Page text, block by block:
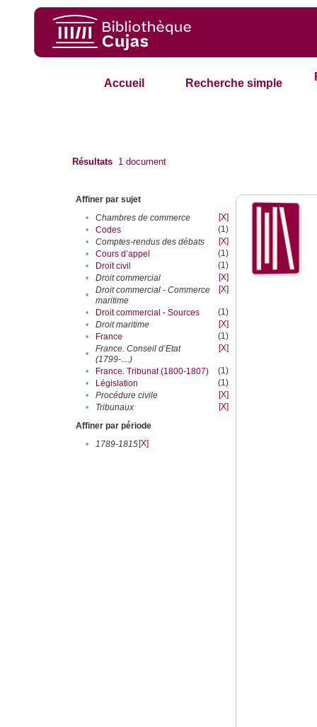
Accueil Recherche simple
Résultats 1 document
Affiner par sujet
•
Chambres de commerce
[X]
•
Codes
(1)
•
Comptes-rendus des débats
[X]
•
Cours d’appel
(1)
•
Droit civil
(1)
•
Droit commercial
[X]
•
Droit commercial - Commerce
maritime
[X]
• Droit commercial - Sources
(1)
•
Droit maritime
[X]
•
France
(1)
•
France. Conseil d’Etat
(1799-....)
[X]
• France. Tribunat (1800-1807)
(1)
•
Législation
(1)
•
Procédure civile
[X]
•
Tribunaux
[X]
Affiner par période
•
1789-1815[X]